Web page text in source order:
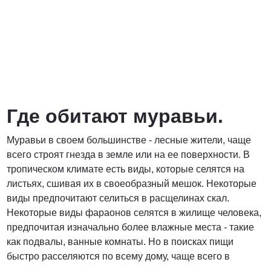
Где обитают муравьи.
Муравьи в своем большинстве - лесные жители, чаще
всего строят гнезда в земле или на ее поверхности. В
тропическом климате есть виды, которые селятся на
листьях, сшивая их в своеобразный мешок. Некоторые
виды предпочитают селиться в расщелинах скал.
Некоторые виды фараонов селятся в жилище человека,
предпочитая изначально более влажные места - такие
как подвалы, ванные комнаты. Но в поисках пищи
быстро расселяются по всему дому, чаще всего в